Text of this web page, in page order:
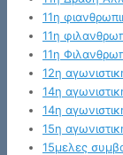
11η
11η
11η
12η
14η
14η
15η
15μελες